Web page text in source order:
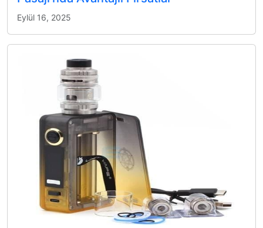
Eylül 16, 2025